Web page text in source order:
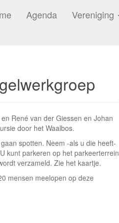
Agenda Vereniging
René van der Giessen en Johan
door het Waalbos.
spotten. Neem -als u die heeft-
kunt parkeren op het parkeerterrein
verzameld. Zie het kaartje.
mensen meelopen op deze